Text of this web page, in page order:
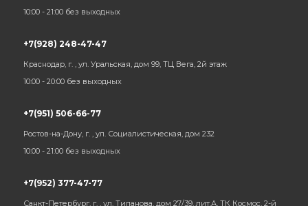
10:00 - 21:00 без выходных
+7(928) 248-47-47
Краснодар, г. , ул. Уральская, дом 99, ТЦ Вега, 2й этаж
10:00 - 20:00 без выходных
+7(951) 506-66-77
Ростов-на-Дону, г. , ул. Социалистическая, дом 232
10:00 - 21:00 без выходных
+7(952) 377-47-77
Санкт-Петербург, г. , ул. Типанова, дом 27/39, лит.А, ТК Космос, 2-й